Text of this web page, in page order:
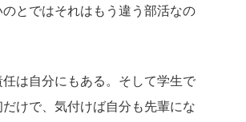
とではそれはもう違う部活なの
は自分にもある。そして学生で
けで、気付けば自分も先輩にな